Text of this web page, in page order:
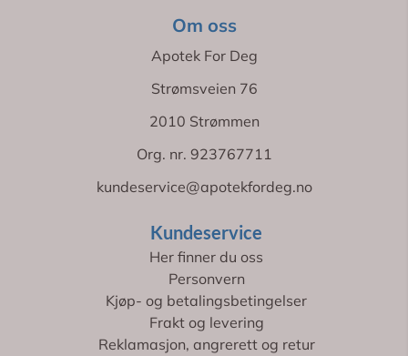
Om oss
Apotek For Deg
Strømsveien 76
2010 Strømmen
Org. nr. 923767711
kundeservice@apotekfordeg.no
Kundeservice
Her finner du oss
Personvern
Kjøp- og betalingsbetingelser
Frakt og levering
Reklamasjon, angrerett og retur